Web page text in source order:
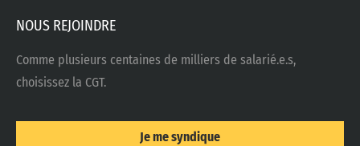
NOUS REJOINDRE
Comme plusieurs centaines de milliers de salarié.e.s,
choisissez la CGT.
Je me syndique